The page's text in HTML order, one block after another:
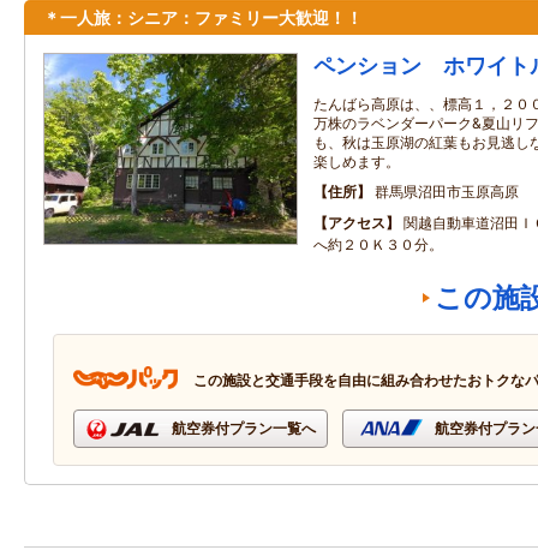
＊一人旅：シニア：ファミリー大歓迎！！
ペンション ホワイト
たんばら高原は、、標高１，２０
万株のラベンダーパーク&夏山リ
も、秋は玉原湖の紅葉もお見逃し
楽しめます。
住所
群馬県沼田市玉原高原
アクセス
関越自動車道沼田
へ約２０Ｋ３０分。
この施
この施設と交通手段を自由に組み合わせたおトクな
航空券付プラン一覧へ 航空券付プラ